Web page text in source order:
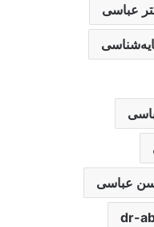
عباسی
عباسی
dr-